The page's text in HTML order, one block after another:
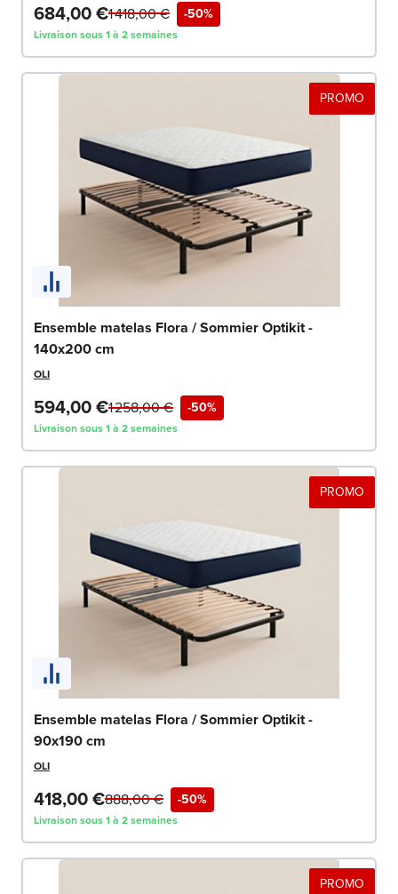
684,00 € -50%
1 418,00 €
Livraison sous 1 à 2 semaines
PROMO
Ensemble matelas Flora / Sommier Optikit -
140x200 cm
OLI
594,00 € -50%
1 258,00 €
Livraison sous 1 à 2 semaines
PROMO
Ensemble matelas Flora / Sommier Optikit -
90x190 cm
OLI
418,00 € -50%
888,00 €
Livraison sous 1 à 2 semaines
PROMO